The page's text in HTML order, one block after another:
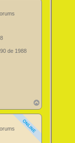
de 1988
a
u